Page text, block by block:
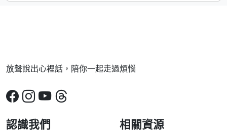
放聲說出心裡話，陪你一起走過煩惱
認識我們 相關資源